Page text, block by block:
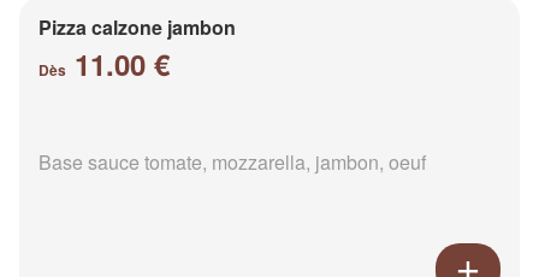
Pizza calzone jambon
Dès 11.00 €
Base sauce tomate, mozzarella, jambon, oeuf